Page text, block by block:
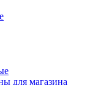
для магазина